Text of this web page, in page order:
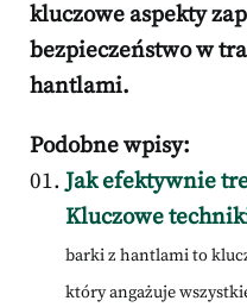
kluczowe aspekty
bezpieczeństwo w
hantlami.
Podobne wpisy:
Jak efektywnie
Kluczowe
barki z hantlami to
który angażuje